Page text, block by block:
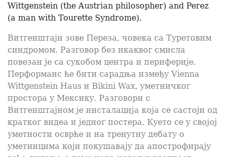
Wittgenstein (the Austrian philosopher) and Perez
(a man with Tourette Syndrome).
Витгенштајн зове Переза, човека са Туретовим
синдромом. Разговор без икаквог смисла
повезан је са сукобом центра и периферије.
Перформанс ће бити сарадња између Vienna
Wittgenstein Haus и Bikini Wax, уметничког
простора у Мексику. Разговори с
Витгенштајном је инсталација која се састоји од
кратког видеа и једног постера. Куето се у својој
уметности осврће и на тренутну дебату о
уметницима који покушавају да апострофирају